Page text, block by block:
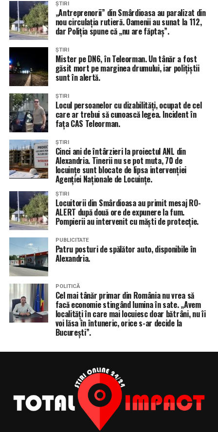
ȘTIRI
„Antreprenorii” din Smârdioasa au paralizat din
nou circulația rutieră. Oamenii au sunat la 112,
dar Poliția spune că „nu are făptaș”.
ȘTIRI
Mister pe DN6, în Teleorman. Un tânăr a fost
găsit mort pe marginea drumului, iar polițiștii
sunt în alertă.
ȘTIRI
Locul persoanelor cu dizabilități, ocupat de cel
care ar trebui să cunoască legea. Incident în
fața CAS Teleorman.
ȘTIRI
Cinci ani de întârzieri la proiectul ANL din
Alexandria. Tinerii nu se pot muta, 70 de
locuințe sunt blocate de lipsa intervenției
Agenției Naționale de Locuințe.
ȘTIRI
Locuitorii din Smârdioasa au primit mesaj RO-
ALERT după două ore de expunere la fum.
Pompierii au intervenit cu măști de protecție.
PUBLICITATE
Patru posturi de spălător auto, disponibile în
Alexandria.
POLITICĂ
Cel mai tânăr primar din România nu vrea să
facă economie stingând lumina în sate. „Avem
localități în care mai locuiesc doar bătrâni, nu îi
voi lăsa în întuneric, orice s-ar decide la
București”.